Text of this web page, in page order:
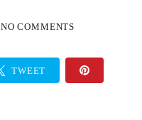
NO COMMENTS
TWEET